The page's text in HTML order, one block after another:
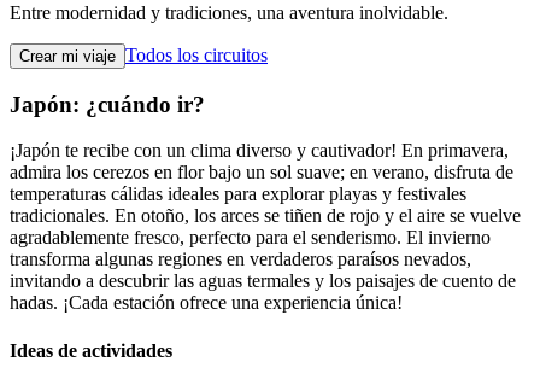
Entre modernidad y tradiciones, una aventura inolvidable.
Crear mi viaje Todos los circuitos
Japón: ¿cuándo ir?
¡Japón te recibe con un clima diverso y cautivador! En primavera,
admira los cerezos en flor bajo un sol suave; en verano, disfruta de
temperaturas cálidas ideales para explorar playas y festivales
tradicionales. En otoño, los arces se tiñen de rojo y el aire se vuelve
agradablemente fresco, perfecto para el senderismo. El invierno
transforma algunas regiones en verdaderos paraísos nevados,
invitando a descubrir las aguas termales y los paisajes de cuento de
hadas. ¡Cada estación ofrece una experiencia única!
Ideas de actividades